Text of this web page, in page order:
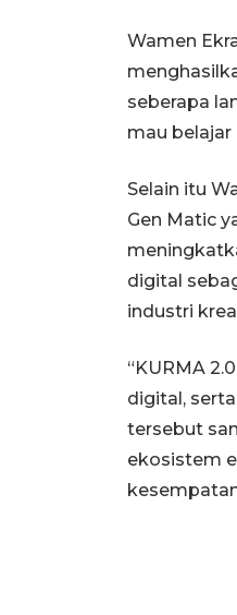
Wamen
seberapa
mau
Selain itu
Gen Matic
digital
industri
“KURMA
digital,
tersebut
ekosistem